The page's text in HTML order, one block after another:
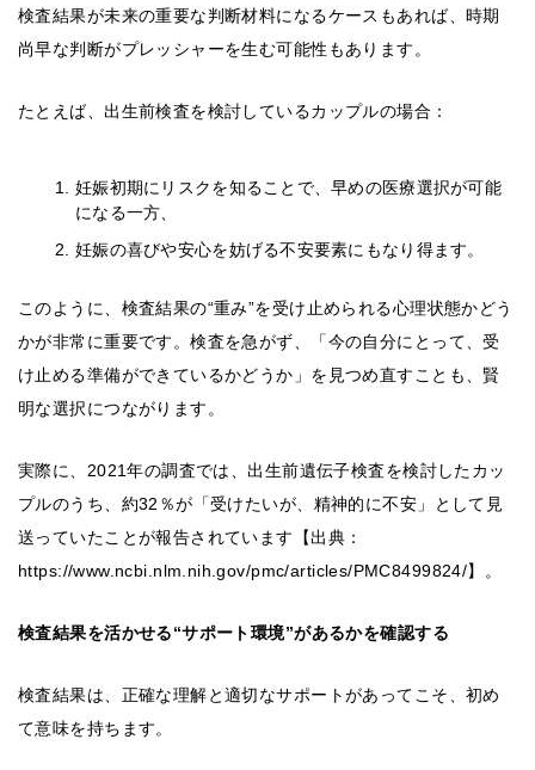
検査結果が未来の重要な判断材料になるケースもあれば、時期
尚早な判断がプレッシャーを生む可能性もあります。
たとえば、出生前検査を検討しているカップルの場合：
妊娠初期にリスクを知ることで、早めの医療選択が可能
になる一方、
妊娠の喜びや安心を妨げる不安要素にもなり得ます。
このように、検査結果の“重み”を受け止められる心理状態かどう
かが非常に重要です。検査を急がず、「今の自分にとって、受
け止める準備ができているかどうか」を見つめ直すことも、賢
明な選択につながります。
実際に、2021年の調査では、出生前遺伝子検査を検討したカッ
プルのうち、約32％が「受けたいが、精神的に不安」として見
送っていたことが報告されています【出典：
https://www.ncbi.nlm.nih.gov/pmc/articles/PMC8499824/】。
検査結果を活かせる“サポート環境”があるかを確認する
検査結果は、正確な理解と適切なサポートがあってこそ、初め
て意味を持ちます。